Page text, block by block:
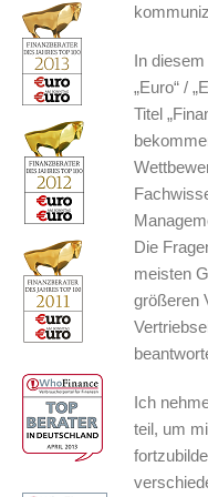
In
„Euro“ /
Titel
Die
meisten
größeren
Ich
teil, um